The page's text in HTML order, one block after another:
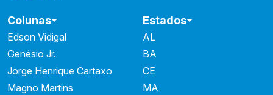
Edson Vidigal
Genésio Jr.
Jorge Henrique Cartaxo
Magno Martins
Colunas
AL
BA
CE
MA
Estados